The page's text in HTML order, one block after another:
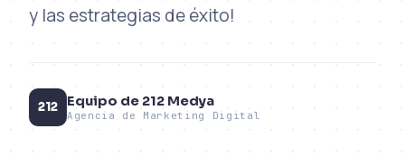
y las estrategias de éxito!
212 Equipo de 212 Medya
Agencia de Marketing Digital